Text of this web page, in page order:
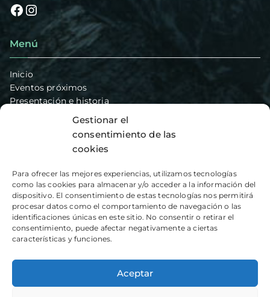
Gestionar el
consentimiento de las
cookies
Para ofrecer las mejores experiencias, utilizamos tecnologías
como las cookies para almacenar y/o acceder a la información del
dispositivo. El consentimiento de estas tecnologías nos permitirá
procesar datos como el comportamiento de navegación o las
identificaciones únicas en este sitio. No consentir o retirar el
consentimiento, puede afectar negativamente a ciertas
características y funciones.
Aceptar
Menú
Inicio
Eventos próximos
Presentación e historia
Artículos recientes
Monduver y Peñalba
Barranco Mala Espina o Llidoners
Crestas de Bernia